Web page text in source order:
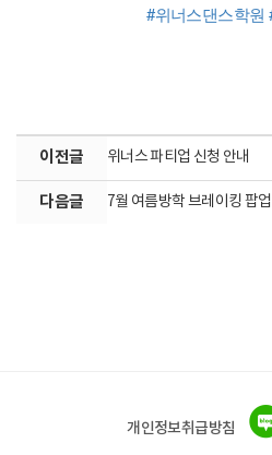
#위너스댄스학원
이전글 위너스 파티업 신청 안내
다음글 7월 여름방학 브레이킹 팝
개인정보취급방침